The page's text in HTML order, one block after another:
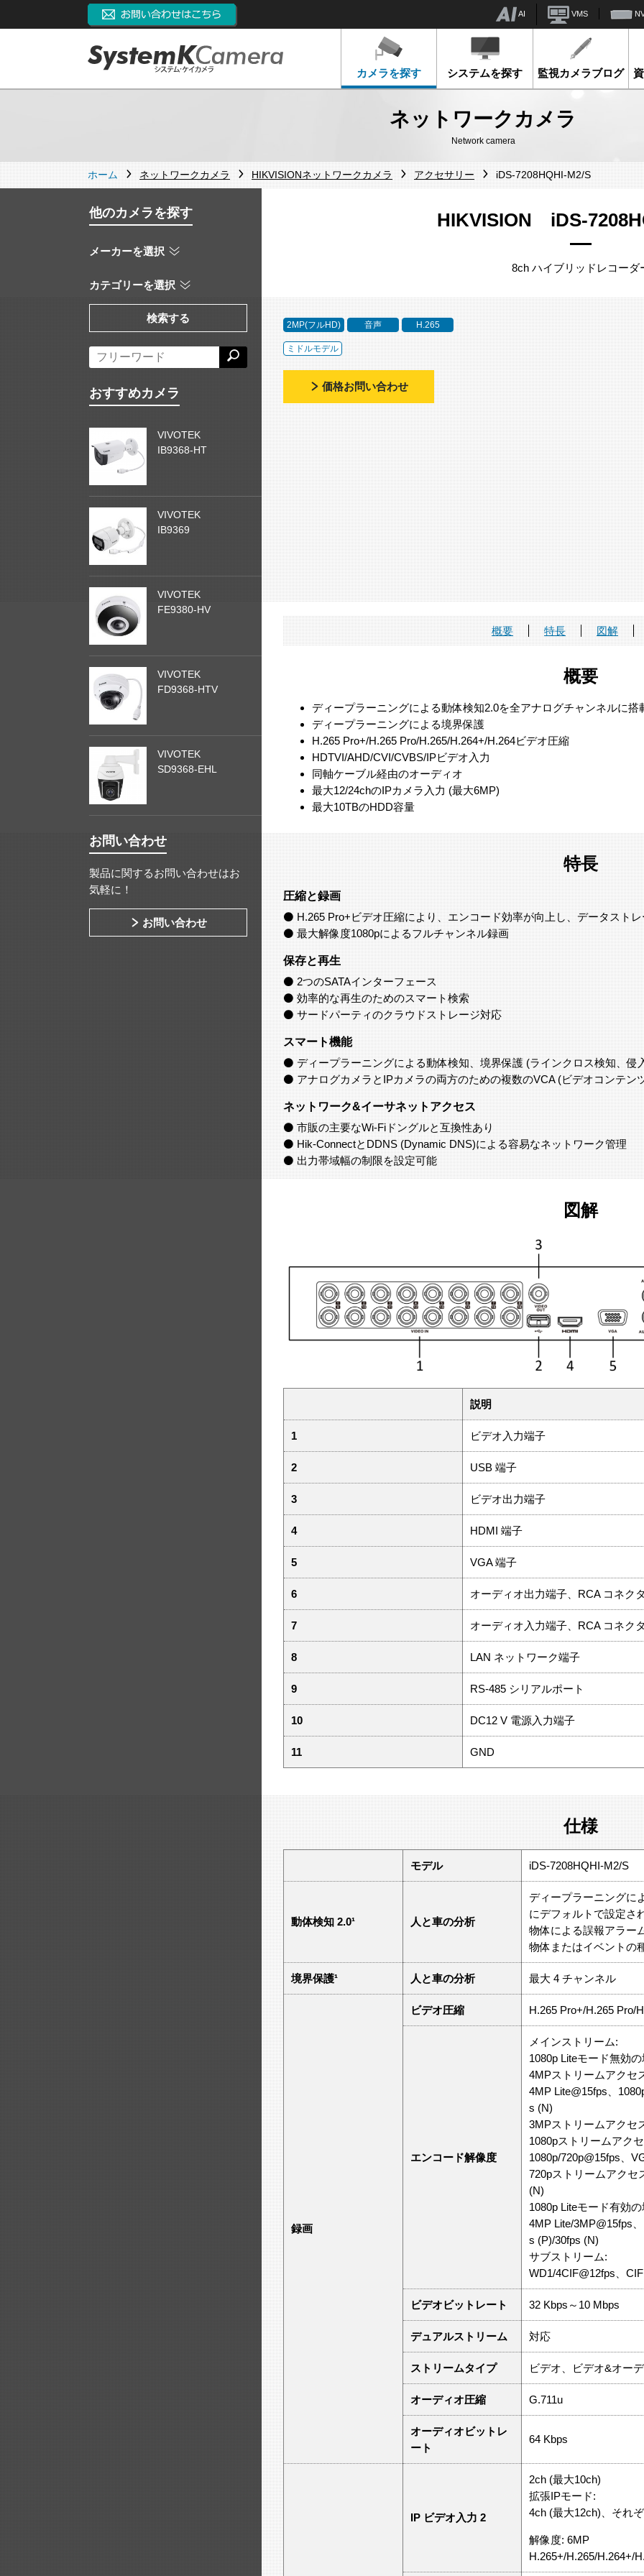
AI VMS
カメラを探す システムを探す 監視カメラブログ
ネットワークカメラ
Network camera
ホーム ネットワークカメラ HIKVISIONネットワークカメラ アクセサリー iDS-7208HQHI-M2/S
HIKVISION iDS-
8ch ハイブリッドレコーダ
2MP(フルHD) 音声 H.265
ミドルモデル
価格お問い合わせ
概要 特長 図解
概要
ディープラーニングによる動体検知2.0を全アナログチャンネルに搭
ディープラーニングによる境界保護
H.265 Pro+/H.265 Pro/H.265/H.264+/H.264ビデオ圧縮
HDTVI/AHD/CVI/CVBS/IPビデオ入力
同軸ケーブル経由のオーディオ
最大12/24chのIPカメラ入力 (最大6MP)
最大10TBのHDD容量
特長
圧縮と録画
⚫ H.265 Pro+ビデオ圧縮により、エンコード効率が向上し、データスト
⚫ 最大解像度1080pによるフルチャンネル録画
保存と再生
⚫ 2つのSATAインターフェース
⚫ 効率的な再生のためのスマート検索
⚫ サードパーティのクラウドストレージ対応
スマート機能
⚫ ディープラーニングによる動体検知、境界保護 (ラインクロス検知、侵
⚫ アナログカメラとIPカメラの両方のための複数のVCA (ビデオコンテン
ネットワーク&イーサネットアクセス
⚫ 市販の主要なWi-Fiドングルと互換性あり
⚫ Hik-ConnectとDDNS (Dynamic DNS)による容易なネットワーク管理
⚫ 出力帯域幅の制限を設定可能
図解
説明
1 ビデオ入力端子
2 USB 端子
3 ビデオ出力端子
4 HDMI 端子
5 VGA 端子
6 オーディオ出力端子、RCA コネク
7 オーディオ入力端子、RCA コネク
8 LAN ネットワーク端子
9 RS-485 シリアルポート
10 DC12 V 電源入力端子
11 GND
仕様
モデル iDS-7208HQHI-M2/S
動体検知 2.0¹ 人と車の分析
ディープラーニングに
にデフォルトで設定さ
物体による誤報アラー
物体またはイベントの
境界保護¹ 人と車の分析 最大 4 チャンネル
録画
ビデオ圧縮 H.265 Pro+/H.265 Pro/
エンコード解像度
メインストリーム:
1080p Liteモード無効
4MPストリームアクセ
4MP Lite@15fps、
s (N)
3MPストリームアクセ
1080pストリームアク
1080p/720p@15fps、
720pストリームアクセ
(N)
1080p Liteモード有効
4MP Lite/3MP@15fps
s (P)/30fps (N)
サブストリーム:
WD1/4CIF@12fps、
ビデオビットレート 32 Kbps～10 Mbps
デュアルストリーム 対応
ストリームタイプ ビデオ、ビデオ&オー
オーディオ圧縮 G.711u
オーディオビットレ
ート
64 Kbps
IP ビデオ入力 2
2ch (最大10ch)
拡張IPモード:
4ch (最大12ch)、それ
解像度: 6MP
H.265+/H.265/H.264+/
他のカメラを探す
メーカーを選択
カテゴリーを選択
検索する
おすすめカメラ
VIVOTEK
IB9368-HT
VIVOTEK
IB9369
VIVOTEK
FE9380-HV
VIVOTEK
FD9368-HTV
VIVOTEK
SD9368-EHL
お問い合わせ
製品に関するお問い合わせはお
気軽に！
お問い合わせ